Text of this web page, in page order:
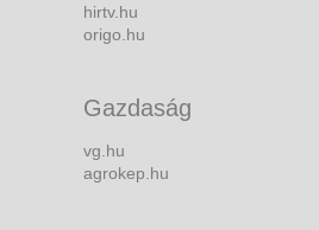
hirtv.hu
origo.hu
Gazdaság
vg.hu
agrokep.hu